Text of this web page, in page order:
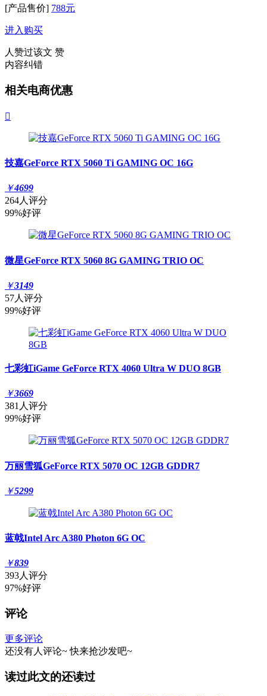
[产品售价] 788元
进入购买
人赞过该文 赞
内容纠错
相关电商优惠

技嘉GeForce RTX 5060 Ti GAMING OC 16G
￥4699
264人评分
99%好评
微星GeForce RTX 5060 8G GAMING TRIO OC
￥3149
57人评分
99%好评
七彩虹iGame GeForce RTX 4060 Ultra W DUO 8GB
￥3669
381人评分
99%好评
万丽雪狐GeForce RTX 5070 OC 12GB GDDR7
￥5299
蓝戟Intel Arc A380 Photon 6G OC
￥839
393人评分
97%好评
评论
更多评论
还没有人评论~ 快来抢沙发吧~
读过此文的还读过